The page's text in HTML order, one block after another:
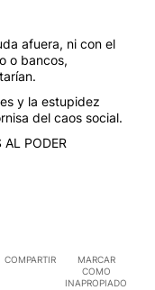
afuera, ni con el
o bancos,
y la estupidez
del caos social.
PODER
COMPARTIR
MARCAR
COMO
INAPROPIADO